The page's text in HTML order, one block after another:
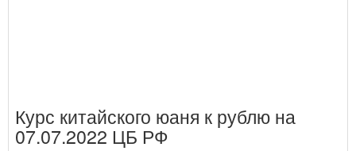
Курс китайского юаня к рублю на
07.07.2022 ЦБ РФ